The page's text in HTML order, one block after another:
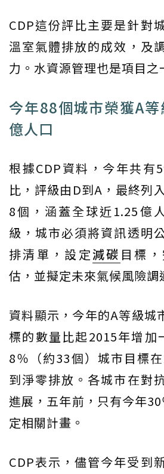
CDP這份評比主要是針對
溫室氣體排放的成效，及
力。水資源管理也是項目之
今年88個城市榮獲A
億人口
根據CDP資料，今年共有
比，評級由D到A，最終列
8個，涵蓋全球近1.25億
級，城市必須將資訊透明
排清單，設定減碳 目標
估，並擬定未來氣候風險調
資料顯示，今年的A等級城
標的數量比起2015年增加
8％（約33個）城市目標
到淨零排放。各城市在對
進展，五年前，只有今年
定相關計畫。
CDP表示，儘管今年受到